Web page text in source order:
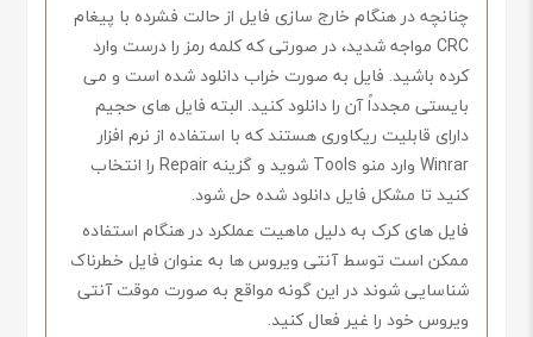
چنانچه در هنگام خارج سازی فایل از حالت فشرده با پیغام
CRC مواجه شدید، در صورتی که کلمه رمز را درست وارد
کرده باشید. فایل به صورت خراب دانلود شده است و می
بایستی مجدداً آن را دانلود کنید. البته فایل های حجیم
دارای قابلیت ریکاوری هستند که با استفاده از نرم افزار
Winrar وارد منو Tools شوید و گزینه Repair را انتخاب
کنید تا مشکل فایل دانلود شده حل شود.
فایل های کرک به دلیل ماهیت عملکرد در هنگام استفاده
ممکن است توسط آنتی ویروس ها به عنوان فایل خطرناک
شناسایی شوند در این گونه مواقع به صورت موقت آنتی
ویروس خود را غیر فعال کنید.